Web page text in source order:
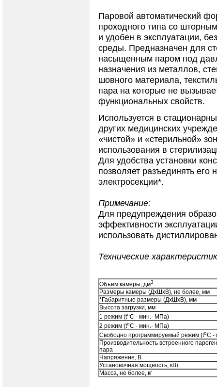
Паровой автоматический
проходного типа со
и удобен в эксплуатации,
среды. Предназначен для
насыщенным паром под
назначения из металлов,
шовного материала,
пара на которые не
функциональных свойств.
Используется в
других медицинских
«чистой» и «стерильной»
использования в
Для удобства установки
позволяет разъединять его
электросекции*.
Примечание:
Для предупреждения
эффективности
использовать
Технические
Объем камеры, дм3
Размеры камеры (ДхШхВ), не более, мм
*Габаритные размеры (ДхШхВ), мм
Высота загрузки, мм
1 режим (toC - мин.- МПа)
2 режим (toC - мин.- МПа)
Свободно программируемый режим (toC -
Производительность встроенного
пара
Напряжение, В
Установочная мощность, кВт
Масса, не более, кг